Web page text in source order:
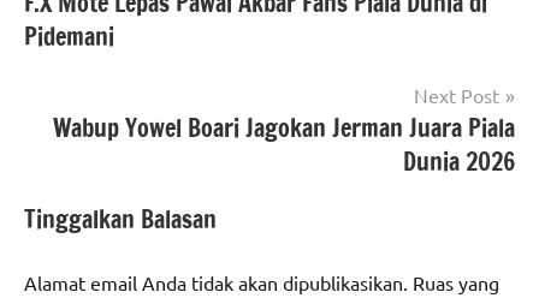
pos
Pidemani
Next Post
Wabup Yowel Boari Jagokan Jerman Juara Piala
Dunia 2026
Tinggalkan Balasan
Alamat email Anda tidak akan dipublikasikan. Ruas yang